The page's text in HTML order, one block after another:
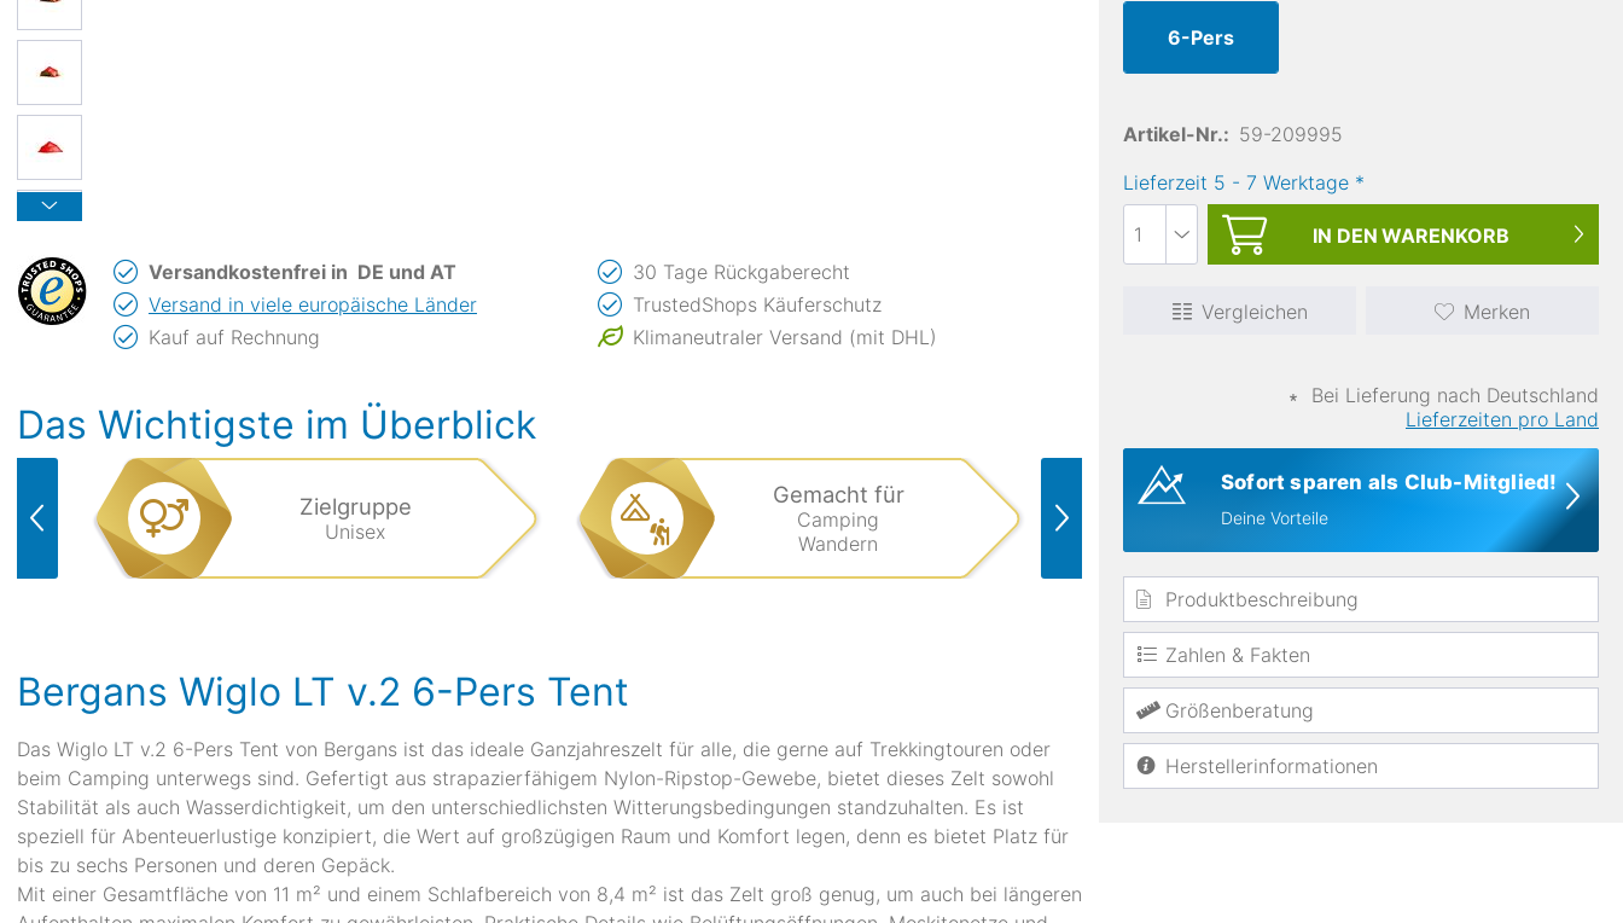
6-Pers
Artikel-Nr.: 59-209995
Lieferzeit 5 - 7 Werktage *
IN DEN WARENKORB
Vergleichen Merken
∗
Bei Lieferung nach Deutschland
Lieferzeiten pro Land
Sofort sparen als Club-Mitglied!
Deine Vorteile
Produktbeschreibung
Zahlen & Fakten
Größenberatung
Herstellerinformationen
Versandkostenfrei in DE und AT
Versand in viele europäische Länder
Kauf auf Rechnung
30 Tage Rückgaberecht
TrustedShops Käuferschutz
Klimaneutraler Versand (mit DHL)
Das Wichtigste im Überblick
Zielgruppe
Unisex
Gemacht für
Camping
Wandern
Materialien
Nylon
Bergans Wiglo LT v.2 6-Pers Tent
Das Wiglo LT v.2 6-Pers Tent von Bergans ist das ideale Ganzjahreszelt für alle, die gerne auf Trekkingtouren oder
beim Camping unterwegs sind. Gefertigt aus strapazierfähigem Nylon-Ripstop-Gewebe, bietet dieses Zelt sowohl
Stabilität als auch Wasserdichtigkeit, um den unterschiedlichsten Witterungsbedingungen standzuhalten. Es ist
speziell für Abenteuerlustige konzipiert, die Wert auf großzügigen Raum und Komfort legen, denn es bietet Platz für
bis zu sechs Personen und deren Gepäck.
Mit einer Gesamtfläche von 11 m² und einem Schlafbereich von 8,4 m² ist das Zelt groß genug, um auch bei längeren